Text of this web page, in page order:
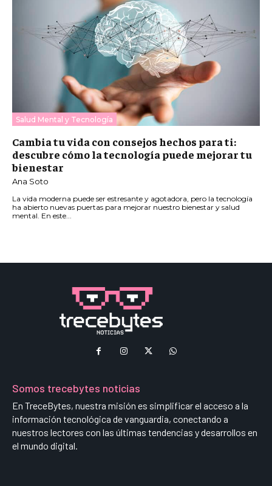
Salud Mental y Tecnología
Cambia tu vida con consejos hechos para ti:
descubre cómo la tecnología puede mejorar tu
bienestar
Ana Soto
La vida moderna puede ser estresante y agotadora, pero la tecnología
ha abierto nuevas puertas para mejorar nuestro bienestar y salud
mental. En este...
Somos trecebytes noticias
En TreceBytes, nuestra misión es simplificar el acceso a la
información tecnológica de vanguardia, conectando a
nuestros lectores con las últimas tendencias y desarrollos en
el mundo digital.